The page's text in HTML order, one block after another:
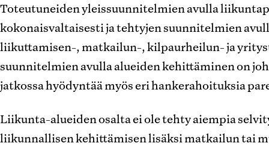
Toteutuneiden yleissuunnitelmien avulla
kokonaisvaltaisesti ja tehtyjen suunnitelmien
liikuttamisen-, matkailun-, kilpaurheilun- ja
suunnitelmien avulla alueiden kehittäminen on
jatkossa hyödyntää myös eri hankerahoituksia
Liikunta-alueiden osalta ei ole tehty aiempia
liikunnallisen kehittämisen lisäksi matkailun tai